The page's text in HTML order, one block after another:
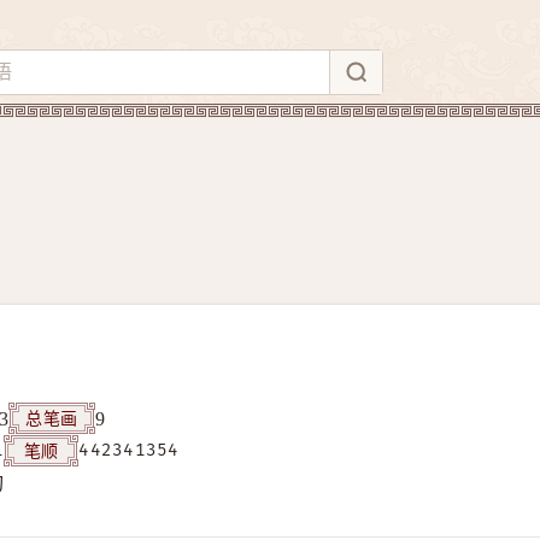
3 总笔画 9
笔顺 442341354